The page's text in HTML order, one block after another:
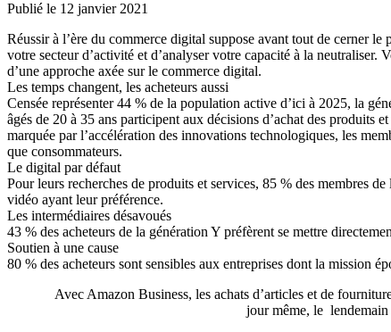
Publié le 12 janvier 2021
Réussir à l’ère du commerce digital suppose avant tout de cerner
votre secteur d’activité et d’analyser votre capacité à la
d’une approche axée sur le commerce digital.
Les temps changent, les acheteurs aussi
Censée représenter 44 % de la population active d’ici à 2025, la
âgés de 20 à 35 ans participent aux décisions d’achat des produits
marquée par l’accélération des innovations technologiques, les
que consommateurs.
Le digital par défaut
Pour leurs recherches de produits et services, 85 % des membres
vidéo ayant leur préférence.
Les intermédiaires désavoués
43 % des acheteurs de la génération Y préfèrent se mettre
Soutien à une cause
80 % des acheteurs sont sensibles aux entreprises dont la mission
Avec Amazon Business, les achats d’articles et de
jour même, le lendemain